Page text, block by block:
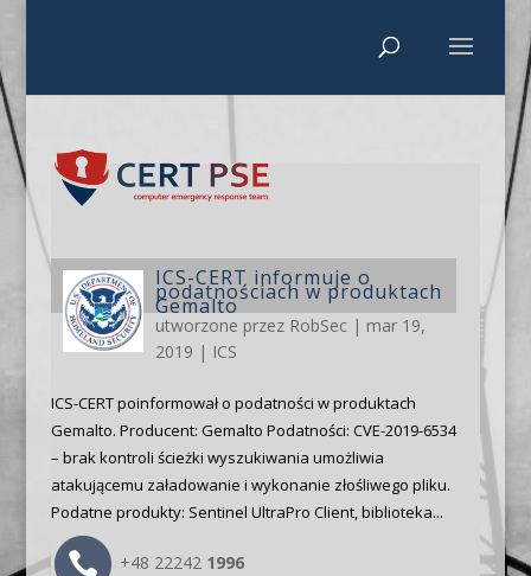
ICS-CERT informuje o
podatnościach w produktach
Gemalto
utworzone przez RobSec | mar 19,
2019 | ICS
ICS-CERT poinformował o podatności w produktach
Gemalto. Producent: Gemalto Podatności: CVE-2019-6534
– brak kontroli ścieżki wyszukiwania umożliwia
atakującemu załadowanie i wykonanie złośliwego pliku.
Podatne produkty: Sentinel UltraPro Client, biblioteka...
+48 22242 1996